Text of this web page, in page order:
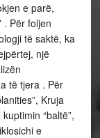
e parë,
. Për foljen
të saktë, ka
një
të tjera . Për
Kruja
“baltë”,
e